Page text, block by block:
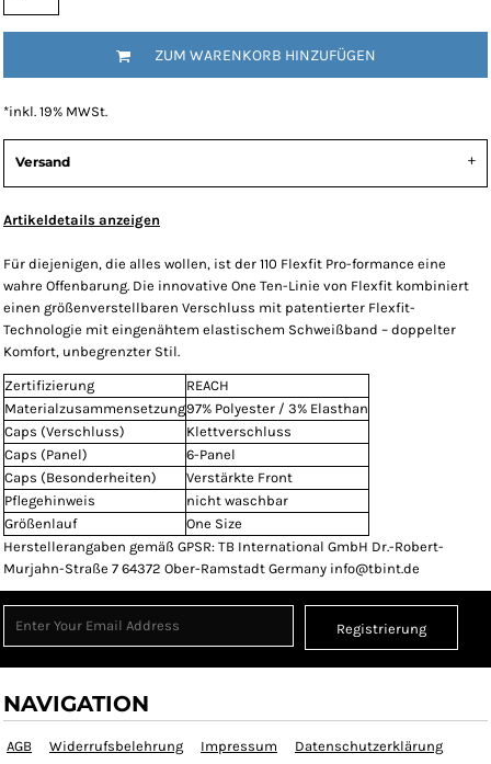
ZUM WARENKORB HINZUFÜGEN
*inkl. 19% MWSt.
Versand
Artikeldetails anzeigen
Für diejenigen, die alles wollen, ist der 110 Flexfit Pro-formance eine
wahre Offenbarung. Die innovative One Ten-Linie von Flexfit kombiniert
einen größenverstellbaren Verschluss mit patentierter Flexfit-
Technologie mit eingenähtem elastischem Schweißband – doppelter
Komfort, unbegrenzter Stil.
Zertifizierung
REACH
Materialzusammensetzung97% Polyester / 3% Elasthan
Caps (Verschluss)
Klettverschluss
Caps (Panel)
6-Panel
Caps (Besonderheiten)
Verstärkte Front
Pflegehinweis
nicht waschbar
Größenlauf
One Size
Herstellerangaben gemäß GPSR: TB International GmbH Dr.-Robert-
Murjahn-Straße 7 64372 Ober-Ramstadt Germany info@tbint.de
Registrierung
NAVIGATION
AGB Widerrufsbelehrung Impressum Datenschutzerklärung